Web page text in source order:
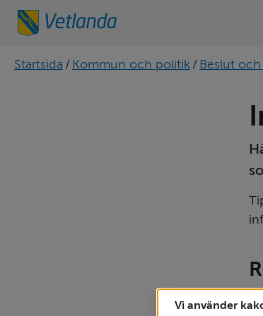
Vi använder
Startsida / Kommun och politik / Beslut